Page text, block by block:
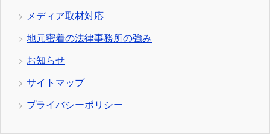
メディア取材対応
地元密着の法律事務所の強み
お知らせ
サイトマップ
プライバシーポリシー